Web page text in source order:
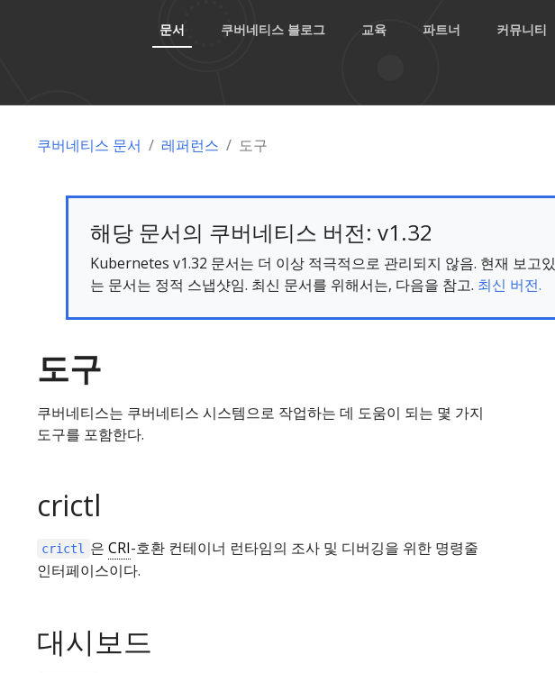
문서 쿠버네티스 블로그 교육 파트너 커뮤니티
쿠버네티스 문서 레퍼런스 도구
해당 문서의 쿠버네티스 버전: v1.32
Kubernetes v1.32 문서는 더 이상 적극적으로 관리되지 않음. 현재 보고있
는 문서는 정적 스냅샷임. 최신 문서를 위해서는, 다음을 참고. 최신 버전.
도구
쿠버네티스는 쿠버네티스 시스템으로 작업하는 데 도움이 되는 몇 가지
도구를 포함한다.
crictl
crictl 은 CRI-호환 컨테이너 런타임의 조사 및 디버깅을 위한 명령줄
인터페이스이다.
대시보드